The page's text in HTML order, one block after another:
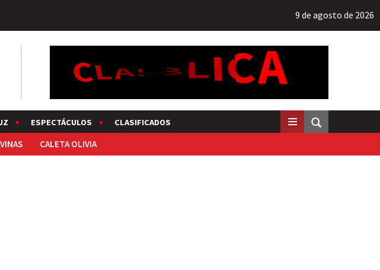
9 de agosto de 2026
ESPECTÁCULOS CLASIFICADOS
CALETA OLIVIA